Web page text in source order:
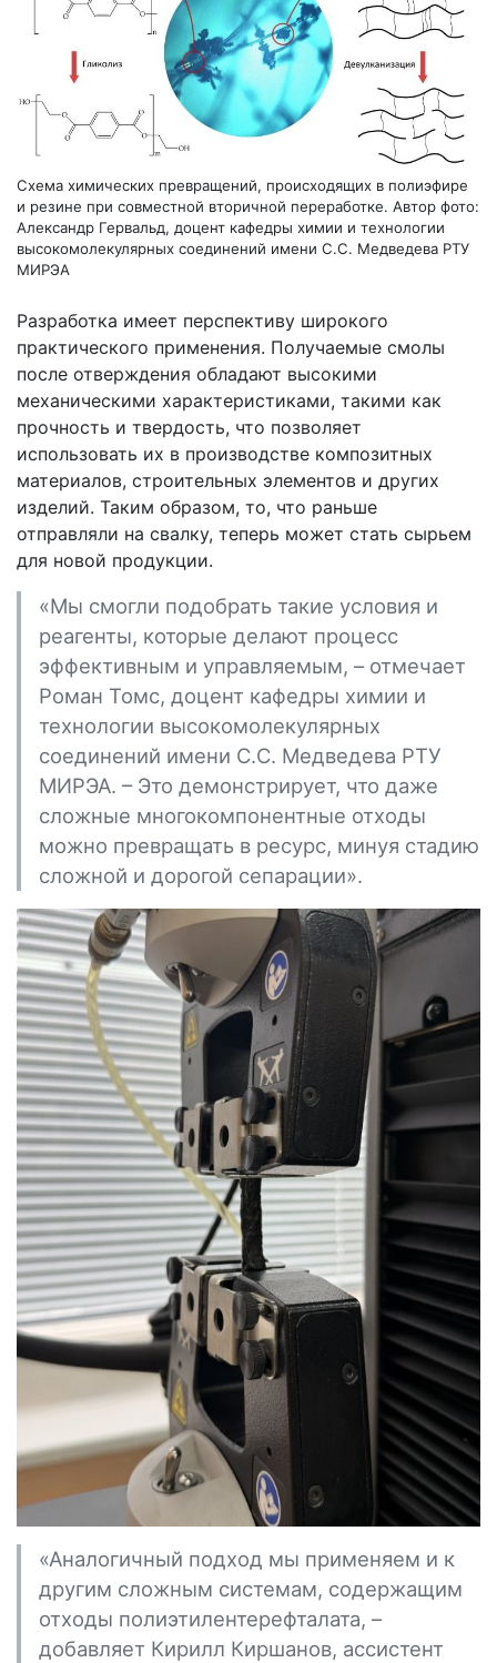
Схема химических превращений, происходящих в полиэфире
и резине при совместной вторичной переработке. Автор фото:
Александр Гервальд, доцент кафедры химии и технологии
высокомолекулярных соединений имени С.С. Медведева РТУ
МИРЭА
Разработка имеет перспективу широкого
практического применения. Получаемые смолы
после отверждения обладают высокими
механическими характеристиками, такими как
прочность и твердость, что позволяет
использовать их в производстве композитных
материалов, строительных элементов и других
изделий. Таким образом, то, что раньше
отправляли на свалку, теперь может стать сырьем
для новой продукции.
«Мы смогли подобрать такие условия и
реагенты, которые делают процесс
эффективным и управляемым, – отмечает
Роман Томс, доцент кафедры химии и
технологии высокомолекулярных
соединений имени С.С. Медведева РТУ
МИРЭА. – Это демонстрирует, что даже
сложные многокомпонентные отходы
можно превращать в ресурс, минуя стадию
сложной и дорогой сепарации».
«Аналогичный подход мы применяем и к
другим сложным системам, содержащим
отходы полиэтилентерефталата, –
добавляет Кирилл Киршанов, ассистент